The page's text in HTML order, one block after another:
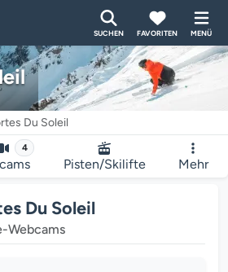
SUCHEN FAVORITEN MENÜ
Du Soleil
4
Pisten/Skilifte Mehr
Du Soleil
Webcams